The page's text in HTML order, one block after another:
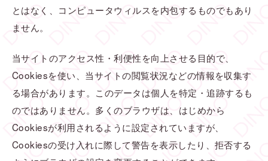
とはなく、コンピュータウィルスを内包するものでもあり
ません。
当サイトのアクセス性・利便性を向上させる目的で、
Cookiesを使い、当サイトの閲覧状況などの情報を収集す
る場合があります。このデータは個人を特定・追跡するも
のではありません。多くのブラウザは、はじめから
Cookiesが利用されるように設定されていますが、
Cookiesの受け入れに際して警告を表示したり、拒否する